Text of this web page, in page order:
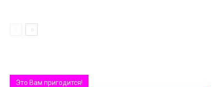
Это Вам пригодится!